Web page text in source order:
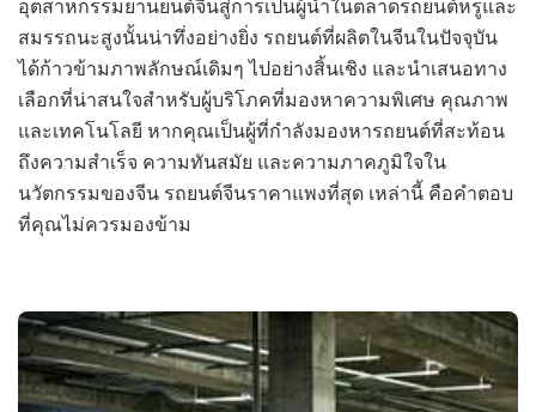
อุตสาหกรรมยานยนต์จีนสู่การเป็นผู้นำในตลาดรถยนต์หรูและ
สมรรถนะสูงนั้นน่าทึ่งอย่างยิ่ง รถยนต์ที่ผลิตในจีนในปัจจุบัน
ได้ก้าวข้ามภาพลักษณ์เดิมๆ ไปอย่างสิ้นเชิง และนำเสนอทาง
เลือกที่น่าสนใจสำหรับผู้บริโภคที่มองหาความพิเศษ คุณภาพ
และเทคโนโลยี หากคุณเป็นผู้ที่กำลังมองหารถยนต์ที่สะท้อน
ถึงความสำเร็จ ความทันสมัย และความภาคภูมิใจใน
นวัตกรรมของจีน รถยนต์จีนราคาแพงที่สุด เหล่านี้ คือคำตอบ
ที่คุณไม่ควรมองข้าม